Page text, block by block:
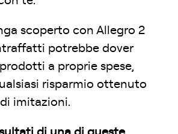
scoperto con Allegro 2
potrebbe dover
a proprie spese,
risparmio ottenuto
imitazioni.